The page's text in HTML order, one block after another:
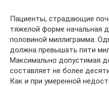
Пациенты, страдающие
тяжелой форме начальная
половиной миллиграмма.
должна превышать пяти
Максимально допустимая
составляет не более
Как и при умеренной